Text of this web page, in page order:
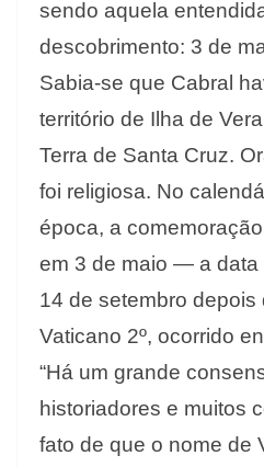
sendo aquela
descobrimento: 3 de
Sabia-se que Cabral
território de Ilha de
Terra de Santa Cruz.
foi religiosa. No
época, a
em 3 de maio — a data
14 de setembro depois
Vaticano 2º, ocorrido
“Há um grande
historiadores e muitos
fato de que o nome de